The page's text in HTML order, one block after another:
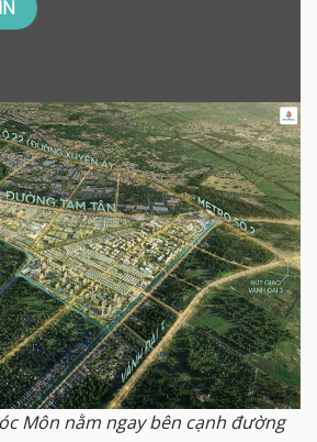
Môn nằm ngay bên cạnh đường